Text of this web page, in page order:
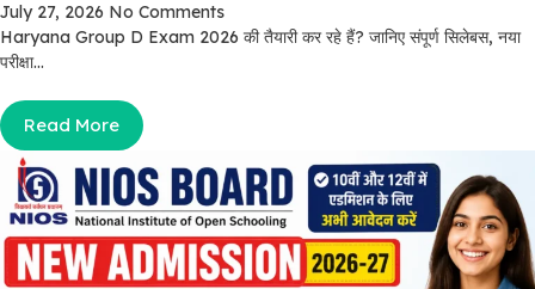
July 27, 2026 No Comments
Haryana Group D Exam 2026 की तैयारी कर रहे हैं? जानिए संपूर्ण सिलेबस, नया
परीक्षा...
Read More